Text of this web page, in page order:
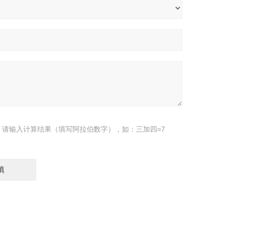
请输入计算结果（填写阿拉伯数字），如：三加四=7